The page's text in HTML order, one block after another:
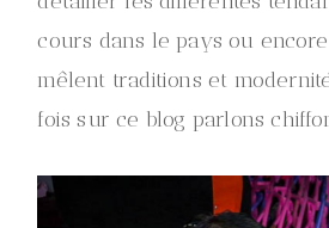
cours dans le pays ou
mêlent traditions et
fois sur ce blog parlons